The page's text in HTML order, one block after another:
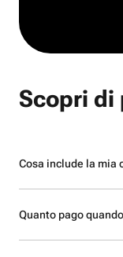
Scopri di
Cosa include la mia
Quanto pago